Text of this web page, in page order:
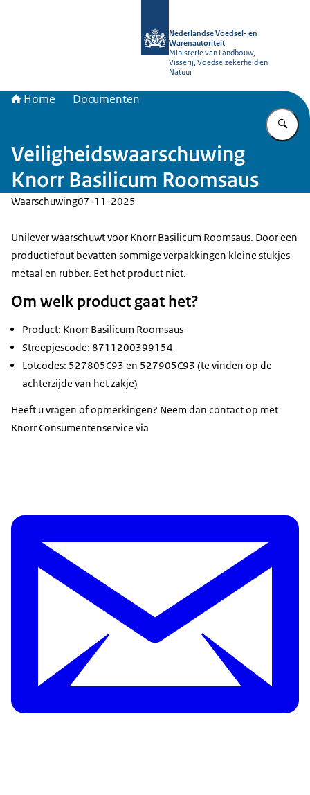
Nederlandse Voedsel- en
Warenautoriteit
Ministerie van Landbouw,
Visserij, Voedselzekerheid en
Natuur
Home Documenten
Veiligheidswaarschuwing
Knorr Basilicum Roomsaus
Waarschuwing07-11-2025
Unilever waarschuwt voor Knorr Basilicum Roomsaus. Door een
productiefout bevatten sommige verpakkingen kleine stukjes
metaal en rubber. Eet het product niet.
Om welk product gaat het?
Product: Knorr Basilicum Roomsaus
Streepjescode: 8711200399154
Lotcodes: 527805C93 en 527905C93 (te vinden op de
achterzijde van het zakje)
Heeft u vragen of opmerkingen? Neem dan contact op met
Knorr Consumentenservice via